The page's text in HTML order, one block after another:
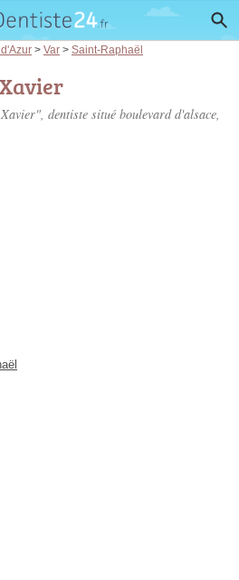
> Var > Saint-Raphaël
dentiste situé boulevard d'alsace,